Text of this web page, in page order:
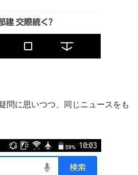
問に思いつつ、同じニュースをも